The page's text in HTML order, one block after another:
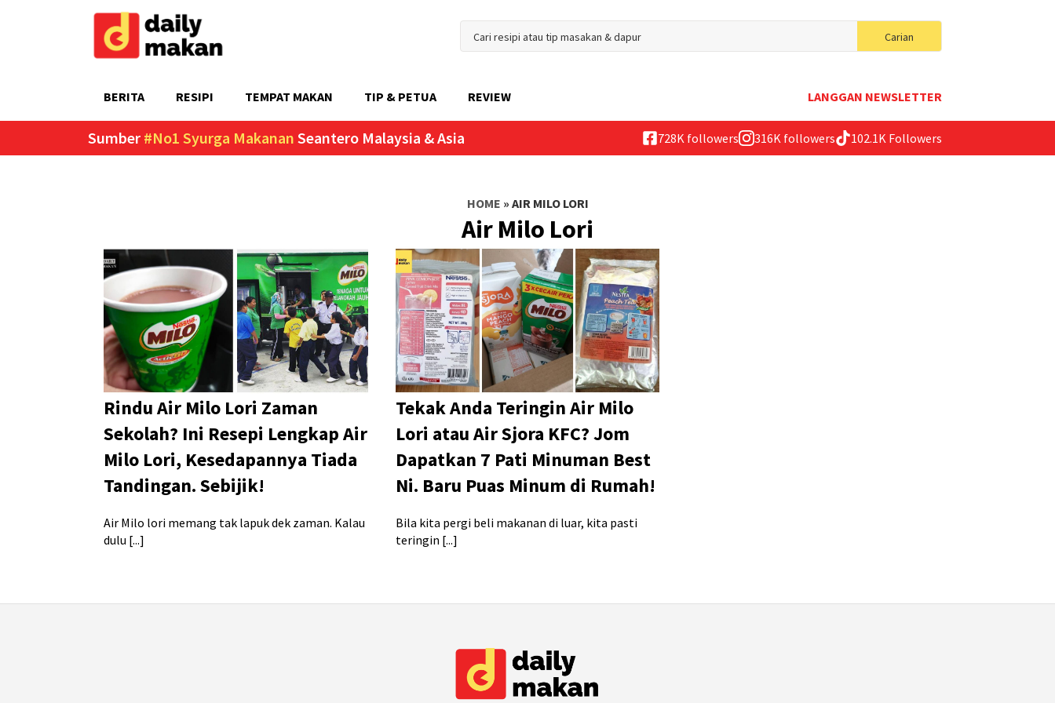
Carian
for:
BERITA RESIPI TEMPAT MAKAN TIP & PETUA REVIEW LANGGAN NEWSLETTER
Sumber #No1 Syurga Makanan Seantero Malaysia & Asia 728K followers 316K followers 102.1K Followers
HOME » AIR MILO LORI
Air Milo Lori
Rindu Air Milo Lori Zaman
Sekolah? Ini Resepi Lengkap Air
Milo Lori, Kesedapannya Tiada
Tandingan. Sebijik!
Air Milo lori memang tak lapuk dek zaman. Kalau
dulu [...]
Tekak Anda Teringin Air Milo
Lori atau Air Sjora KFC? Jom
Dapatkan 7 Pati Minuman Best
Ni. Baru Puas Minum di Rumah!
Bila kita pergi beli makanan di luar, kita pasti
teringin [...]